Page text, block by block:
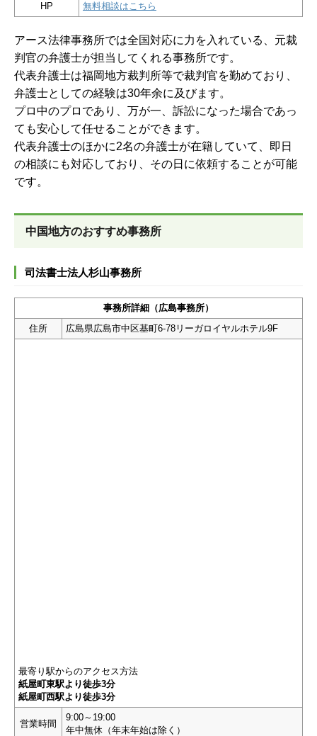
HP
無料相談はこちら
アース法律事務所では全国対応に力を入れている、元裁
判官の弁護士が担当してくれる事務所です。
代表弁護士は福岡地方裁判所等で裁判官を勤めており、
弁護士としての経験は30年余に及びます。
プロ中のプロであり、万が一、訴訟になった場合であっ
ても安心して任せることができます。
代表弁護士のほかに2名の弁護士が在籍していて、即日
の相談にも対応しており、その日に依頼することが可能
です。
中国地方のおすすめ事務所
司法書士法人杉山事務所
事務所詳細（広島事務所）
住所
広島県広島市中区基町6-78リーガロイヤルホテル9F
最寄り駅からのアクセス方法
紙屋町東駅より徒歩3分
紙屋町西駅より徒歩3分
営業時間
9:00～19:00
年中無休（年末年始は除く）